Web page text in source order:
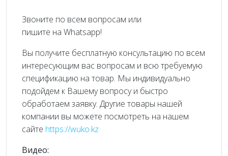
Звоните по всем вопросам или
пишите на Whatsapp!
Вы получите бесплатную консультацию по всем
интересующим вас вопросам и всю требуемую
спецификацию на товар. Мы индивидуально
подойдем к Вашему вопросу и быстро
обработаем заявку. Другие товары нашей
компании вы можете посмотреть на нашем
сайте https://wuko.kz
Видео: